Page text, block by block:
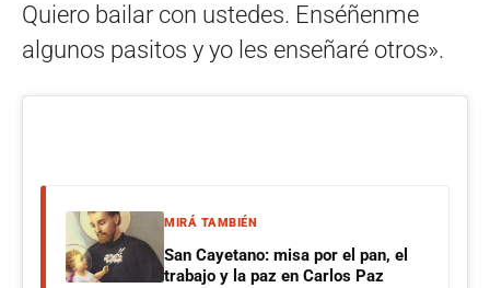
Quiero bailar con ustedes. Enséñenme
algunos pasitos y yo les enseñaré otros».
MIRÁ TAMBIÉN
San Cayetano: misa por el pan, el
trabajo y la paz en Carlos Paz